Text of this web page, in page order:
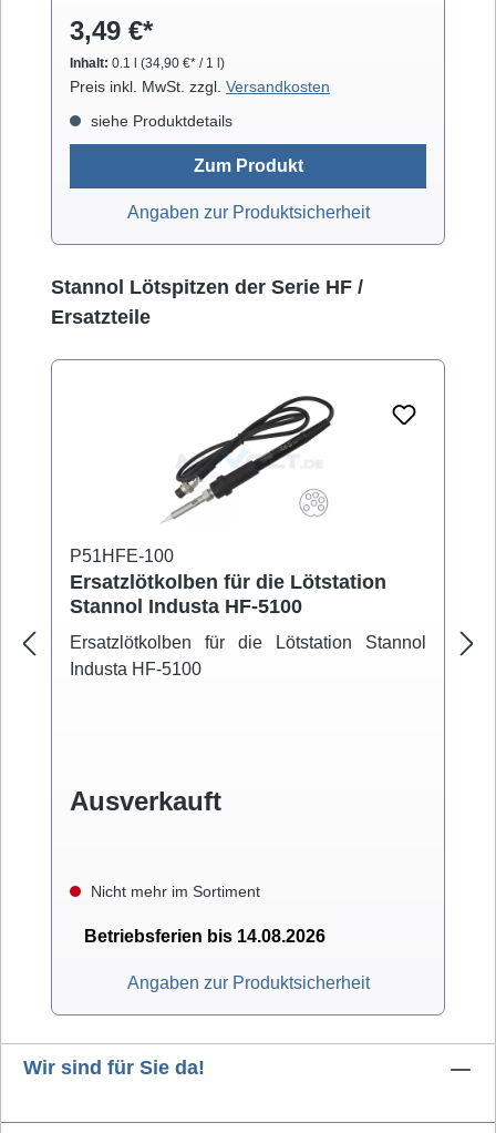
arbeitet rückstandsfrei.
3,49 €*
Inhalt: 0.1 l (34,90 €* / 1 l)
Preis inkl. MwSt. zzgl. Versandkosten
siehe Produktdetails
Zum Produkt
Angaben zur Produktsicherheit
Produktgalerie überspringen
Stannol Lötspitzen der Serie HF /
Ersatzteile
P51HFE-100
Ersatzlötkolben für die Lötstation
Stannol Industa HF-5100
Ersatzlötkolben für die Lötstation Stannol
Industa HF-5100
Ausverkauft
Nicht mehr im Sortiment
Betriebsferien bis 14.08.2026
Angaben zur Produktsicherheit
Wir sind für Sie da!